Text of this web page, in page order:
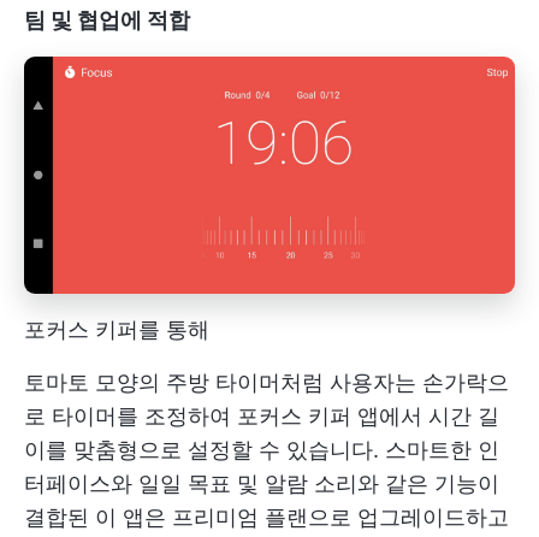
팀 및 협업에 적합
포커스 키퍼를 통해
토마토 모양의 주방 타이머처럼 사용자는 손가락으
로 타이머를 조정하여 포커스 키퍼 앱에서 시간 길
이를 맞춤형으로 설정할 수 있습니다. 스마트한 인
터페이스와 일일 목표 및 알람 소리와 같은 기능이
결합된 이 앱은 프리미엄 플랜으로 업그레이드하고